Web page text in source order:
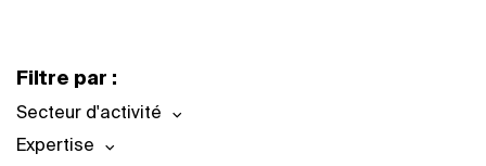
Filtre par :
Secteur d'activité
Expertise